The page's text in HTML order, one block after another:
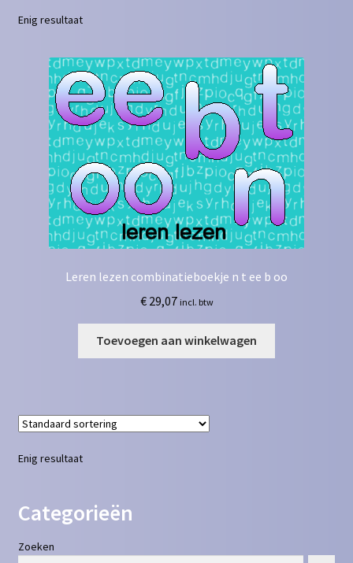
Contact
Homepagina
Mijn account
Privacy Policy
Winkelmand
Winkel
Enig resultaat
Leren lezen combinatieboekje n t ee b oo
€29,07 incl. btw
Toevoegen aan winkelwagen
Enig resultaat
Categorieën
Zoeken